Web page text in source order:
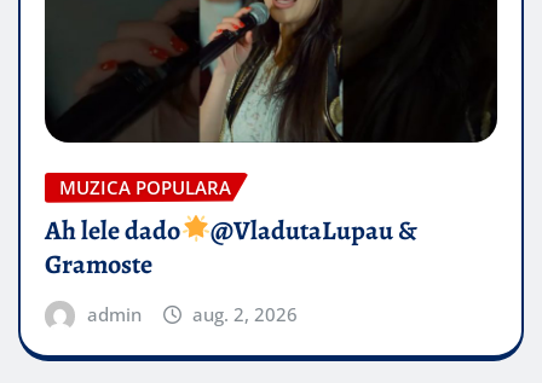
MUZICA POPULARA
Ah lele dado​
@VladutaLupau &
Gramoste
admin aug. 2, 2026